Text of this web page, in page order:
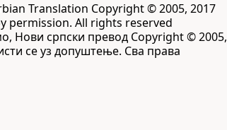
Translation Copyright © 2005, 2017
permission. All rights reserved
Нови српски превод Copyright © 2005,
се уз допуштење. Сва права